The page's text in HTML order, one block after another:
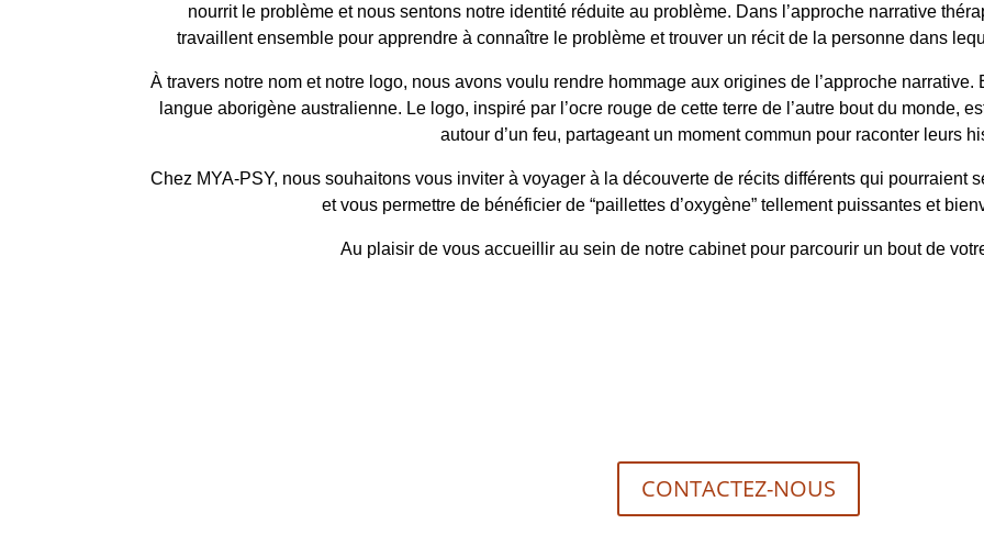
nourrit le problème et nous sentons notre identité réduite au problème. Dans l’approche narrative
travaillent ensemble pour apprendre à connaître le problème et trouver un récit de la personne dans
À travers notre nom et notre logo, nous avons voulu rendre hommage aux origines de l’approche narrative.
langue aborigène australienne. Le logo, inspiré par l’ocre rouge de cette terre de l’autre bout du monde,
autour d’un feu, partageant un moment commun pour raconter leurs
Chez MYA-PSY, nous souhaitons vous inviter à voyager à la découverte de récits différents qui pourraient
et vous permettre de bénéficier de “paillettes d’oxygène” tellement puissantes et
Au plaisir de vous accueillir au sein de notre cabinet pour parcourir un bout de
CONTACTEZ-NOUS